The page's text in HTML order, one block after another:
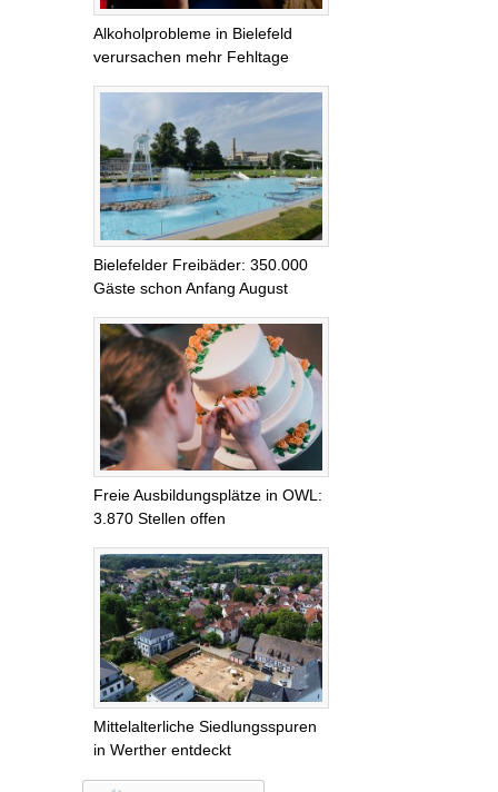
Alkoholprobleme in Bielefeld
verursachen mehr Fehltage
Bielefelder Freibäder: 350.000
Gäste schon Anfang August
Freie Ausbildungsplätze in OWL:
3.870 Stellen offen
Mittelalterliche Siedlungsspuren
in Werther entdeckt